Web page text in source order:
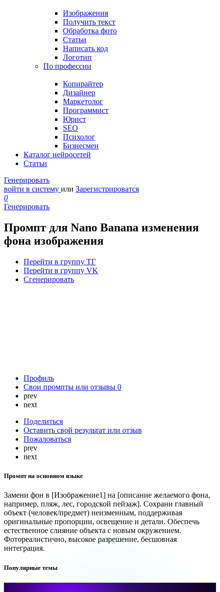
Изображения
Получить текст
Обработка фото
Статьи
Написать код
Логотип
По профессии
Копирайтер
Дизайнер
Маркетолог
Программист
Юрист
SEO
Психолог
Бизнесмен
Каталог нейросетей
Статьи
Генерировать
войти в систему или Зарегистрироватся
0
Генерировать
Промпт для Nano Banana изменения
фона изображения
Перейти в группу ТГ
Перейти в группу VK
Сгенерировать
Профиль
Свои промпты или отзывы 0
prev
next
Поделиться
Оставить свой результат или отзыв
Пожаловаться
prev
next
Промпт на основном языке
Замени фон в [Изображение1] на [описание желаемого фона,
например, пляж, лес, городской пейзаж]. Сохрани главный
объект (человек/предмет) неизменным, поддерживая
оригинальные пропорции, освещение и детали. Обеспечь
естественное слияние объекта с новым окружением.
Фотореалистично, высокое разрешение, бесшовная
интеграция.
Популярные темы